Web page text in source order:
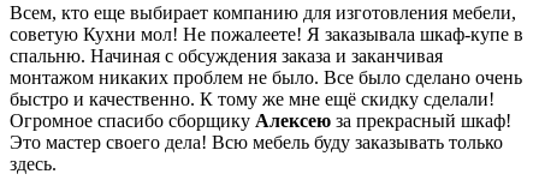
Всем, кто еще выбирает компанию для изготовления мебели,
советую Кухни мол! Не пожалеете! Я заказывала шкаф-купе в
спальню. Начиная с обсуждения заказа и заканчивая
монтажом никаких проблем не было. Все было сделано очень
быстро и качественно. К тому же мне ещё скидку сделали!
Огромное спасибо сборщику Алексею за прекрасный шкаф!
Это мастер своего дела! Всю мебель буду заказывать только
здесь.